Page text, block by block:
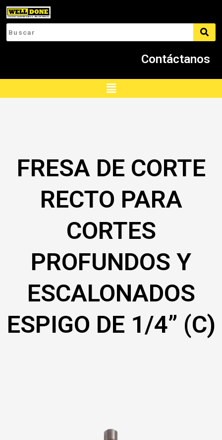
contenido
Contáctanos
Menú
FRESA DE CORTE
RECTO PARA
CORTES
PROFUNDOS Y
ESCALONADOS
ESPIGO DE 1/4” (C)